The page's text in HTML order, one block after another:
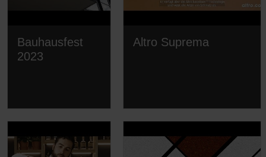
Bauhausfest
2023
Altro Suprema